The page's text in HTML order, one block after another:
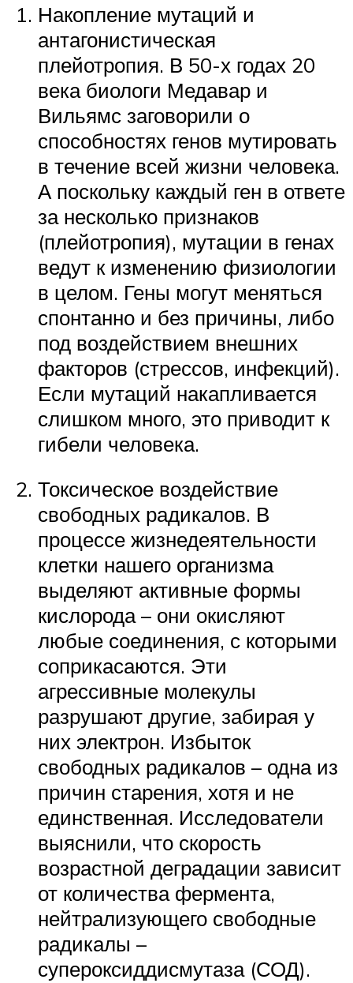
Накопление мутаций и
антагонистическая
плейотропия. В 50-х годах 20
века биологи Медавар и
Вильямс заговорили о
способностях генов мутировать
в течение всей жизни человека.
А поскольку каждый ген в ответе
за несколько признаков
(плейотропия), мутации в генах
ведут к изменению физиологии
в целом. Гены могут меняться
спонтанно и без причины, либо
под воздействием внешних
факторов (стрессов, инфекций).
Если мутаций накапливается
слишком много, это приводит к
гибели человека.
Токсическое воздействие
свободных радикалов. В
процессе жизнедеятельности
клетки нашего организма
выделяют активные формы
кислорода – они окисляют
любые соединения, с которыми
соприкасаются. Эти
агрессивные молекулы
разрушают другие, забирая у
них электрон. Избыток
свободных радикалов – одна из
причин старения, хотя и не
единственная. Исследователи
выяснили, что скорость
возрастной деградации зависит
от количества фермента,
нейтрализующего свободные
радикалы –
супероксиддисмутаза (СОД).